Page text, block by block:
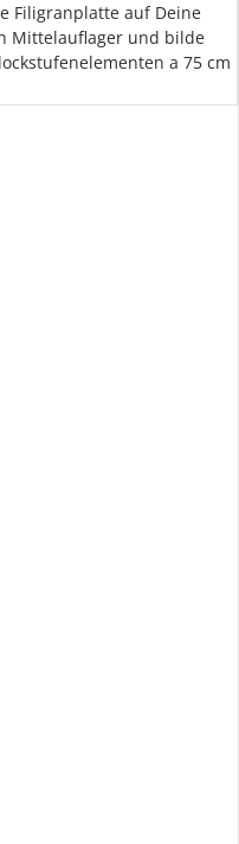
Filigranplatte auf Deine
Mittelauflager und bilde
a 75 cm